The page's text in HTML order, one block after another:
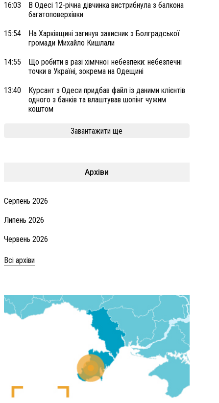
16:03
В Одесі 12-річна дівчинка вистрибнула з балкона
багатоповерхівки
15:54
На Харківщині загинув захисник з Болградської
громади Михайло Кишлали
14:55
Що робити в разі хімічної небезпеки: небезпечні
точки в Україні, зокрема на Одещині
13:40
Курсант з Одеси придбав файл із даними клієнтів
одного з банків та влаштував шопінг чужим
коштом
Завантажити ще
Архіви
Серпень 2026
Липень 2026
Червень 2026
Всі архіви